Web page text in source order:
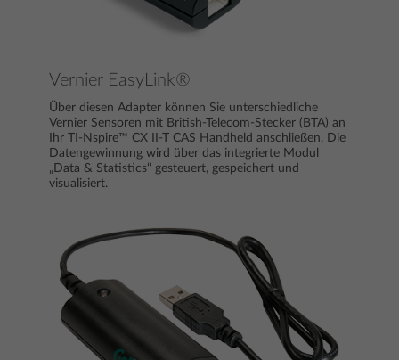
Vernier EasyLink®
Über diesen Adapter können Sie unterschiedliche
Vernier Sensoren mit British-Telecom-Stecker (BTA) an
Ihr TI-Nspire™ CX II-T CAS Handheld anschließen. Die
Datengewinnung wird über das integrierte Modul
„Data & Statistics“ gesteuert, gespeichert und
visualisiert.